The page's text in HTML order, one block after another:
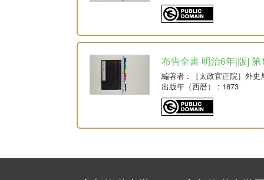
布告全書 明治6年[版]
編著者 : ［太政官正院］外史
出版年（西暦）
: 1873